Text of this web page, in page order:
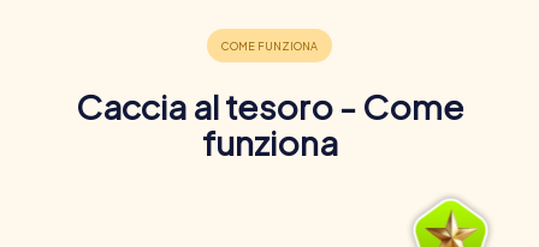
Caccia al tesoro - Come
funziona